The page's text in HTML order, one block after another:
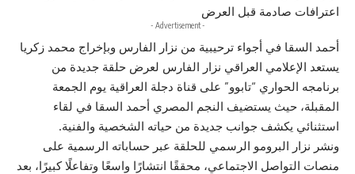
اعترافات صادمة قبل العرض
- Advertisement -
أحمد السقا في أجواء ترحيبية من نزار الفارس وبإخراج محمد زكريا
يستعد الإعلامي العراقي نزار الفارس لعرض حلقة جديدة من
برنامجه الحواري “تابوو” على قناة دجلة العراقية يوم الجمعة
المقبلة، حيث يستضيف النجم المصري أحمد السقا في لقاء
استثنائي يكشف جوانب جديدة من حياته الشخصية والفنية.
ونشر نزار البرومو الرسمي للحلقة عبر حساباته الرسمية على
منصات التواصل الاجتماعي، محققًا انتشارًا واسعًا وتفاعلًا كبيرًا، بعد